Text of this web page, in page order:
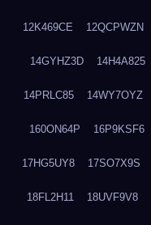
12K469CE 12QCPWZN
14GYHZ3D 14H4A825
14PRLC85 14WY7OYZ
160ON64P 16P9KSF6
17HG5UY8 17SO7X9S
18FL2H11 18UVF9V8